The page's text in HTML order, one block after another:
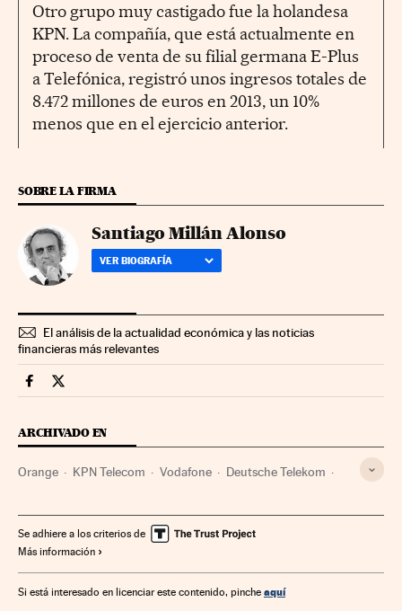
Otro grupo muy castigado fue la holandesa
KPN. La compañía, que está actualmente en
proceso de venta de su filial germana E-Plus
a Telefónica, registró unos ingresos totales de
8.472 millones de euros en 2013, un 10%
menos que en el ejercicio anterior.
SOBRE LA FIRMA
Santiago Millán Alonso
VER BIOGRAFÍA
El análisis de la actualidad económica y las noticias
financieras más relevantes
Companias Cinco Días en Facebook
Companias Cinco Días en Twitter
ARCHIVADO EN
Orange KPN Telecom Vodafone Deutsche Telekom
Cuenta resultados Empresas Telecomunicaciones
Se adhiere a los criterios de
Más información
Si está interesado en licenciar este contenido, pinche aquí